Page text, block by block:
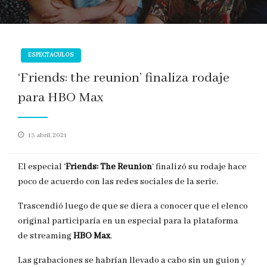
ESPECTACULOS
‘Friends: the reunion’ finaliza rodaje
para HBO Max
Publicado
13 abril, 2021
El especial ‘Friends: The Reunion‘ finalizó su rodaje hace
poco de acuerdo con las redes sociales de la serie.
Trascendió luego de que se diera a conocer que el elenco
original participaría en un especial para la plataforma
de streamingHBO Max.
Las grabaciones se habrían llevado a cabo sin un guion y